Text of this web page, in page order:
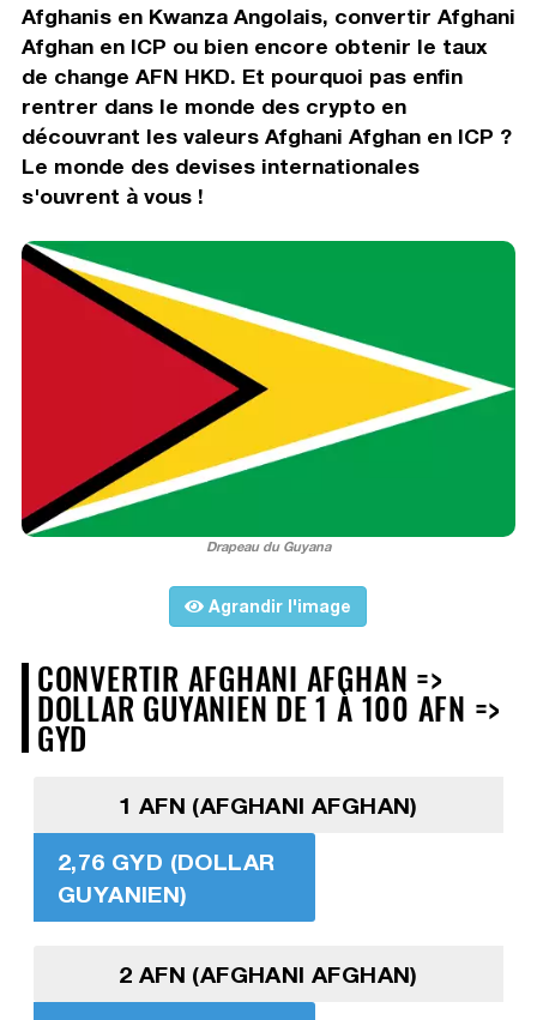
Afghanis en Kwanza Angolais, convertir Afghani
Afghan en ICP ou bien encore obtenir le taux
de change AFN HKD. Et pourquoi pas enfin
rentrer dans le monde des crypto en
découvrant les valeurs Afghani Afghan en ICP ?
Le monde des devises internationales
s'ouvrent à vous !
Drapeau du Guyana
Agrandir l'image
CONVERTIR AFGHANI AFGHAN =>
DOLLAR GUYANIEN DE 1 À 100 AFN =>
GYD
1 AFN (AFGHANI AFGHAN)
2,76 GYD (DOLLAR
GUYANIEN)
2 AFN (AFGHANI AFGHAN)